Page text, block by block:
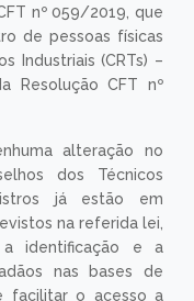
nº 059/2019, que
de pessoas físicas
Industriais (CRTs) –
Resolução CFT nº
alteração no
dos Técnicos
já estão em
na referida lei,
identificação e a
nas bases de
facilitar o acesso a